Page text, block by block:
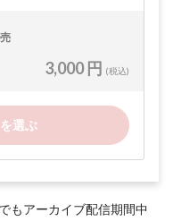
3,000 円 (税込)
選ぶ
もアーカイブ配信期間中